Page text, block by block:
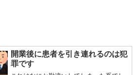
開業後に患者を引き連れるのは犯
罪です